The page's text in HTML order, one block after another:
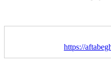
https://